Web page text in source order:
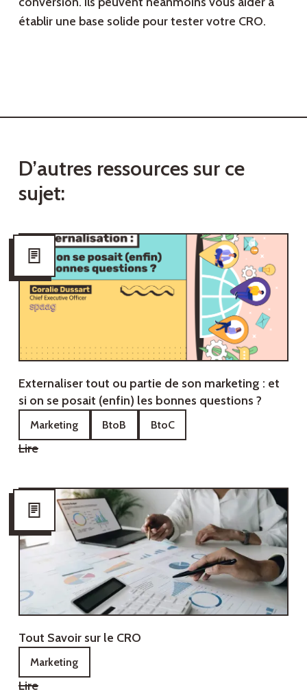
établir une base solide pour tester votre CRO.
D’autres ressourcessur ce
sujet:
Externaliser tout ou partie de son marketing : et
si on se posait (enfin) les bonnes questions ?
Marketing BtoB BtoC
Lire
Tout Savoir sur le CRO
Marketing
Lire